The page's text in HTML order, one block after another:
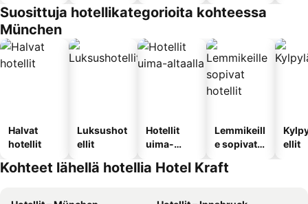
Suosittuja hotellikategorioita kohteessa
München
Halvat
hotellit
Luksushot
ellit
Hotellit
uima-
Lemmikeill
e sopivat
ellit
Kohteet lähellä hotellia Hotel Kraft